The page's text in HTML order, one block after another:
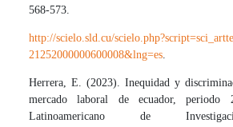
568-573.
http://scielo.sld.cu/
21252000000600008&lng=es
Herrera, E. (2023). Inequidad y
mercado laboral de ecuador, periodo
Latinoamericano de